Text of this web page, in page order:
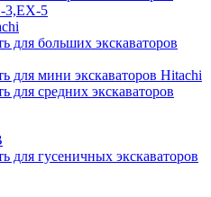
3,EX-5
для больших экскаваторов
для мини экскаваторов Hitachi
для средних экскаваторов
для гусеничных экскаваторов